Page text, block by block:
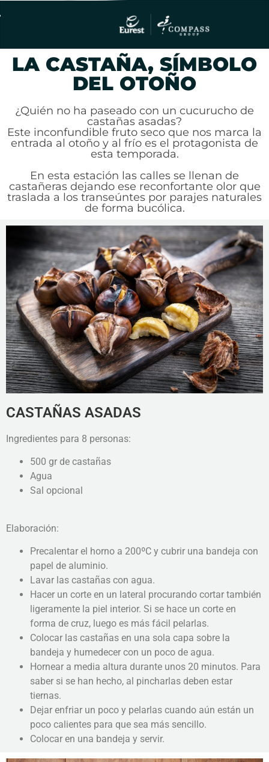
LA CASTAÑA, SÍMBOLO
DEL OTOÑO
¿Quién no ha paseado con un cucurucho de
castañas asadas?
Este inconfundible fruto seco que nos marca la
entrada al otoño y al frío es el protagonista de
esta temporada.
En esta estación las calles se llenan de
castañeras dejando ese reconfortante olor que
traslada a los transeúntes por parajes naturales
de forma bucólica.
CASTAÑAS ASADAS
Ingredientes para 8 personas:
500 gr de castañas
Agua
Sal opcional
Elaboración:
Precalentar el horno a 200ºC y cubrir una bandeja con
papel de aluminio.
Lavar las castañas con agua.
Hacer un corte en un lateral procurando cortar también
ligeramente la piel interior. Si se hace un corte en
forma de cruz, luego es más fácil pelarlas.
Colocar las castañas en una sola capa sobre la
bandeja y humedecer con un poco de agua.
Hornear a media altura durante unos 20 minutos. Para
saber si se han hecho, al pincharlas deben estar
tiernas.
Dejar enfriar un poco y pelarlas cuando aún están un
poco calientes para que sea más sencillo.
Colocar en una bandeja y servir.